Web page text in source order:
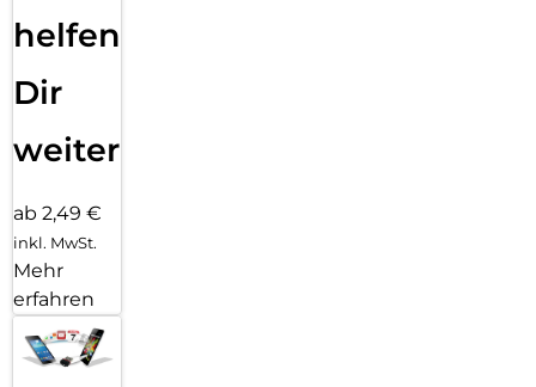
helfen
Dir
weiter
ab 2,49 €
inkl. MwSt.
Mehr
erfahren